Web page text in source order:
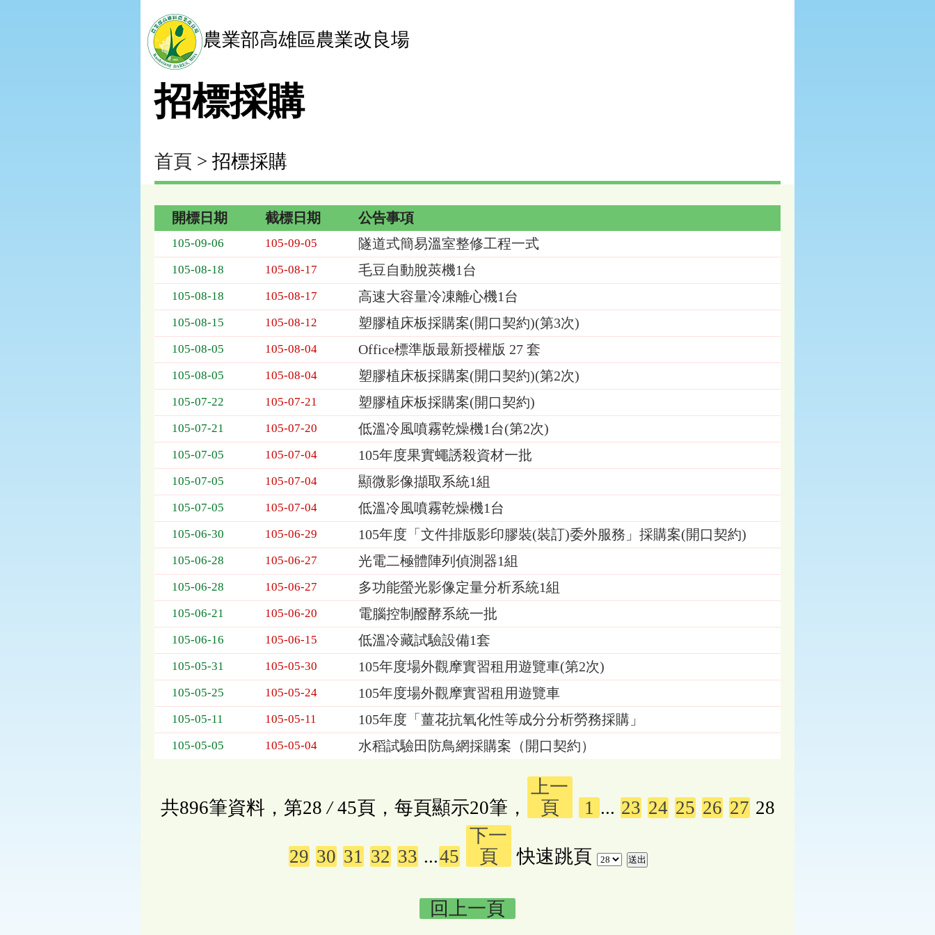
農業部高雄區農業改良場
招標採購
首頁 > 招標採購
購
表，
位
為：
期、
標
開標日期 截標日期 公告事項
105-09-06 105-09-05 隧道式簡易溫室整修工程一式
105-08-18 105-08-17 毛豆自動脫莢機1台
105-08-18 105-08-17 高速大容量冷凍離心機1台
105-08-15 105-08-12 塑膠植床板採購案(開口契約)(第3次)
105-08-05 105-08-04 Office標準版最新授權版 27 套
105-08-05 105-08-04 塑膠植床板採購案(開口契約)(第2次)
105-07-22 105-07-21 塑膠植床板採購案(開口契約)
105-07-21 105-07-20 低溫冷風噴霧乾燥機1台(第2次)
105-07-05 105-07-04 105年度果實蠅誘殺資材一批
105-07-05 105-07-04 顯微影像擷取系統1組
105-07-05 105-07-04 低溫冷風噴霧乾燥機1台
105-06-30 105-06-29 105年度「文件排版影印膠裝(裝訂)委外服務」採購案(開口契約)
105-06-28 105-06-27 光電二極體陣列偵測器1組
105-06-28 105-06-27 多功能螢光影像定量分析系統1組
105-06-21 105-06-20 電腦控制醱酵系統一批
105-06-16 105-06-15 低溫冷藏試驗設備1套
105-05-31 105-05-30 105年度場外觀摩實習租用遊覽車(第2次)
105-05-25 105-05-24 105年度場外觀摩實習租用遊覽車
105-05-11 105-05-11 105年度「薑花抗氧化性等成分分析勞務採購」
105-05-05 105-05-04 水稻試驗田防鳥網採購案（開口契約）
共896筆資料，第28 /45頁，每頁顯示20筆，
上一
頁
1 ... 23 24 25 26 27 28
29 30 31 32 33 ...45
下一
頁
快速跳頁
回上一頁